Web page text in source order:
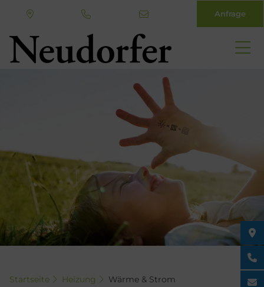
Anfrage
Startseite Heizung Wärme & Strom